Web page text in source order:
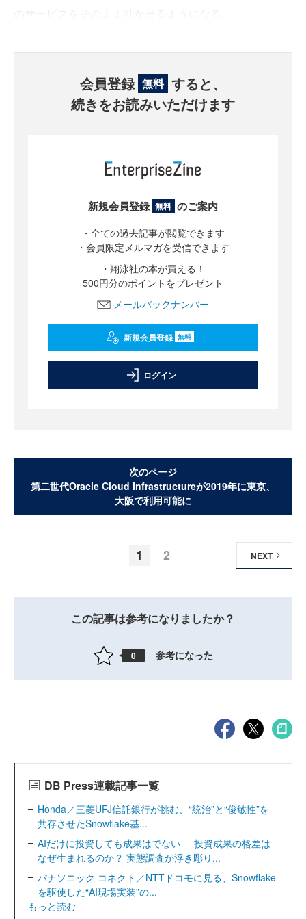
会員登録 無料 すると、
続きをお読みいただけます
新規会員登録 無料 のご案内
・全ての過去記事が閲覧できます
・会員限定メルマガを受信できます
・翔泳社の本が買える！
500円分のポイントをプレゼント
メールバックナンバー
新規会員登録 無料
ログイン
次のページ
第二世代Oracle Cloud Infrastructureが2019年に東京、
大阪で利用可能に
1 2 NEXT
この記事は参考になりましたか？
0 参考になった
DB Press連載記事一覧
Honda／三菱UFJ信託銀行が挑む、“統治”と“俊敏性”を
共存させたSnowflake基...
AIだけに投資しても成果はでない──投資成果の格差は
なぜ生まれるのか？ 実態調査が浮き彫り...
パナソニック コネクト／NTTドコモに見る、Snowflake
を駆使した“AI現場実装”の...
もっと読む